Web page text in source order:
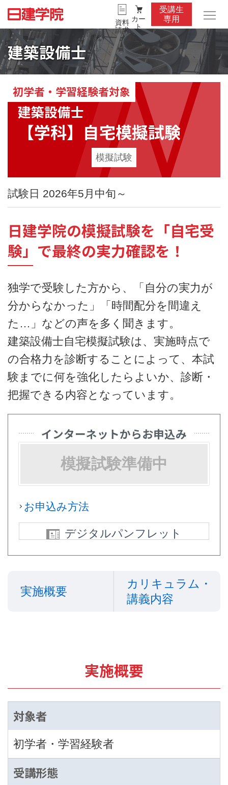
資料
請求
カー
ト
受講生
専用
建築設備士
初学者・学習経験者対象
建築設備士
【学科】自宅模擬試験
模擬試験
試験日 2026年5月中旬～
日建学院の模擬試験を「自宅受
験」で最終の実力確認を！
独学で受験した方から、「自分の実力が
分からなかった」「時間配分を間違え
た…」などの声を多く聞きます。
建築設備士自宅模擬試験は、実施時点で
の合格力を診断することによって、本試
験までに何を強化したらよいか、診断・
把握できる内容となっています。
インターネットからお申込み
模擬試験準備中
お申込み方法
デジタルパンフレット
実施概要
カリキュラム・
講義内容
実施概要
対象者
初学者・学習経験者
受講形態